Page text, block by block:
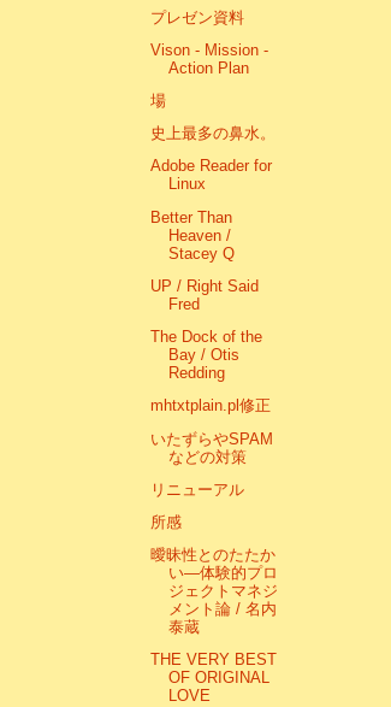
プレゼン資料
Vison - Mission -
Action Plan
場
史上最多の鼻水。
Adobe Reader for
Linux
Better Than
Heaven /
Stacey Q
UP / Right Said
Fred
The Dock of the
Bay / Otis
Redding
mhtxtplain.pl修正
いたずらやSPAM
などの対策
リニューアル
所感
曖昧性とのたたか
い―体験的プロ
ジェクトマネジ
メント論 / 名内
泰蔵
THE VERY BEST
OF ORIGINAL
LOVE